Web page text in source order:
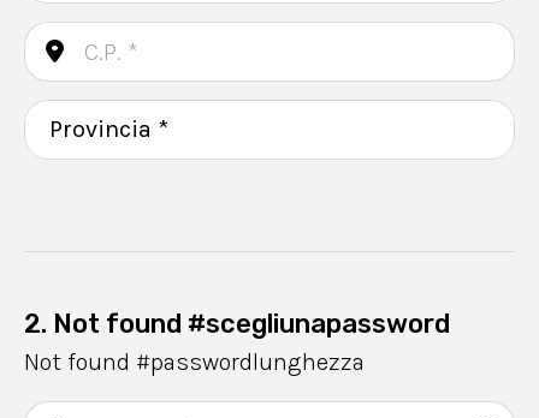
2. Not found #scegliunapassword
Not found #passwordlunghezza